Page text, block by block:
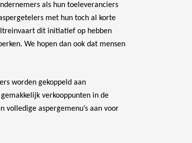
als hun toeleveranciers
met hun toch al korte
dit initiatief op hebben
We hopen dan ook dat mensen
worden gekoppeld aan
verkooppunten in de
volledige aspergemenu’s aan voor